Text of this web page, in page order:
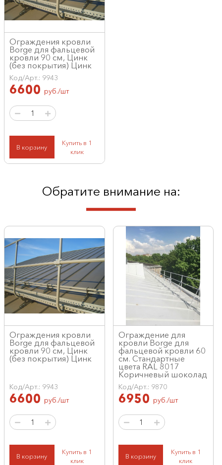
Ограждения кровли
Borge для фальцевой
кровли 90 см, Цинк
(без покрытия) Цинк
Код/Арт.: 9943
6600 руб./шт
В корзину
Купить в 1
клик
Обратите внимание на:
Ограждения кровли
Borge для фальцевой
кровли 90 см, Цинк
(без покрытия) Цинк
Код/Арт.: 9943
6600 руб./шт
В корзину
Купить в 1
клик
Ограждение для
кровли Borge для
фальцевой кровли 60
см. Стандартные
цвета RAL 8017
Коричневый шоколад
Код/Арт.: 9870
6950 руб./шт
В корзину
Купить в 1
клик